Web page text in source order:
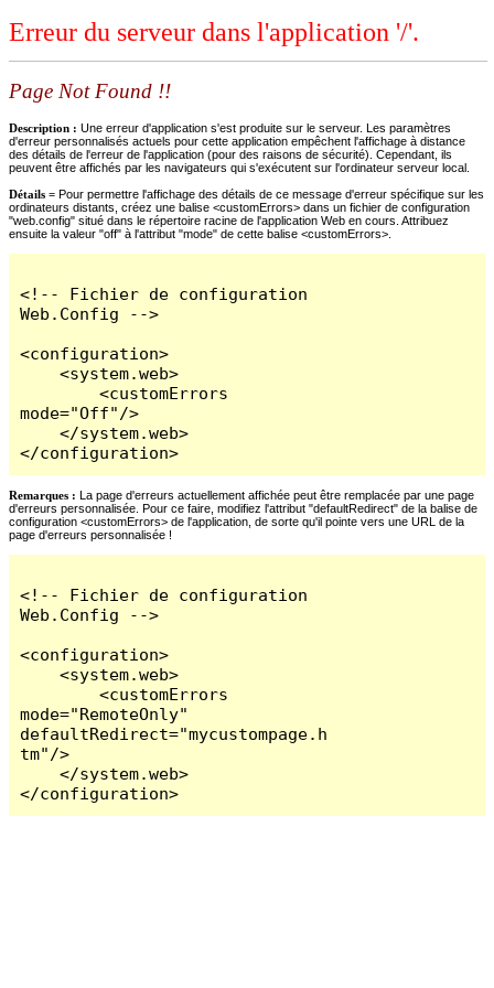
Erreur du serveur dans l'application '/'.
Page Not Found !!
Description : Une erreur d'application s'est produite sur le serveur. Les paramètres
d'erreur personnalisés actuels pour cette application empêchent l'affichage à distance
des détails de l'erreur de l'application (pour des raisons de sécurité). Cependant, ils
peuvent être affichés par les navigateurs qui s'exécutent sur l'ordinateur serveur local.
Détails = Pour permettre l'affichage des détails de ce message d'erreur spécifique sur les
ordinateurs distants, créez une balise <customErrors> dans un fichier de configuration
"web.config" situé dans le répertoire racine de l'application Web en cours. Attribuez
ensuite la valeur "off" à l'attribut "mode" de cette balise <customErrors>.
<!-- Fichier de configuration
Web.Config -->
<configuration>
    <system.web>
        <customErrors
mode="Off"/>
    </system.web>
</configuration>
Remarques : La page d'erreurs actuellement affichée peut être remplacée par une page
d'erreurs personnalisée. Pour ce faire, modifiez l'attribut "defaultRedirect" de la balise de
configuration <customErrors> de l'application, de sorte qu'il pointe vers une URL de la
page d'erreurs personnalisée !
<!-- Fichier de configuration
Web.Config -->
<configuration>
    <system.web>
        <customErrors
mode="RemoteOnly"
defaultRedirect="mycustompage.h
tm"/>
    </system.web>
</configuration>